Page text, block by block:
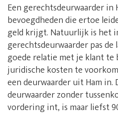
Een gerechtsdeurwaarder in
bevoegdheden die ertoe
geld krijgt. Natuurlijk is het
gerechtsdeurwaarder pas de
goede relatie met je klant te
juridische kosten te
een deurwaarder uit Ham in.
deurwaarder zonder
vordering int, is maar liefst